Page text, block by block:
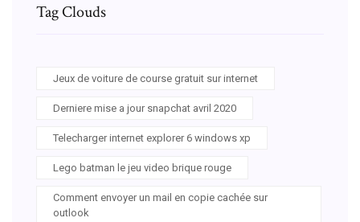
Tag Clouds
Jeux de voiture de course gratuit sur internet
Derniere mise a jour snapchat avril 2020
Telecharger internet explorer 6 windows xp
Lego batman le jeu video brique rouge
Comment envoyer un mail en copie cachée sur
outlook